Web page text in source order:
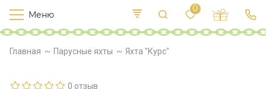
Главная Парусные яхты Яхта "Курс"
0 отзыв
Меню
0
Т
е
о
К
в
Р